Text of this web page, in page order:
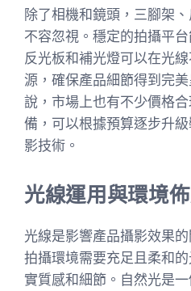
除了相機和鏡頭，三腳架
不容忽視。穩定的拍攝平
反光板和補光燈可以在光
源，確保產品細節得到完
說，市場上也有不少價格
備，可以根據預算逐步升
影技術。
光線運用與環境
光線是影響產品攝影效果
拍攝環境需要充足且柔和
實質感和細節。自然光是